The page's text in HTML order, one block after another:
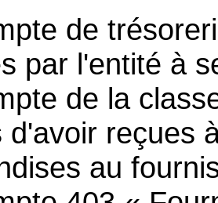
de
par l'entité à
de la
d'avoir reçues
au